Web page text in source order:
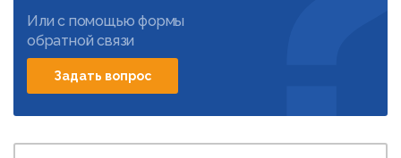
Или с помощью формы
обратной связи
Задать вопрос